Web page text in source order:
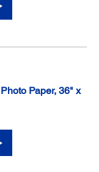
Paper, 36" x